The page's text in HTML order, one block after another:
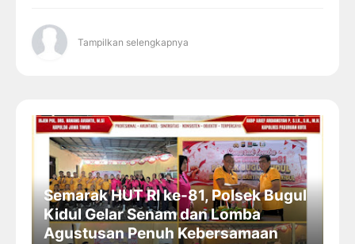
Tampilkan selengkapnya
Semarak HUT RI ke-81, Polsek Bugul
Kidul Gelar Senam dan Lomba
Agustusan Penuh Kebersamaan